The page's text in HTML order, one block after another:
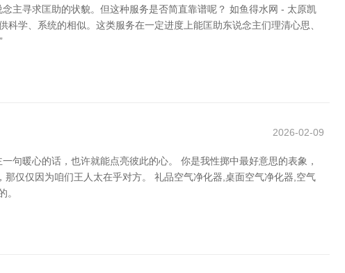
主寻求匡助的状貌。但这种服务是否简直靠谱呢？ 如鱼得水网 - 太原凯
学、系统的相似。这类服务在一定进度上能匡助东说念主们理清心思、
2026-02-09
句暖心的话，也许就能点亮彼此的心。 你是我性掷中最好意思的表象，
仅仅因为咱们王人太在乎对方。 礼品空气净化器,桌面空气净化器,空气
。